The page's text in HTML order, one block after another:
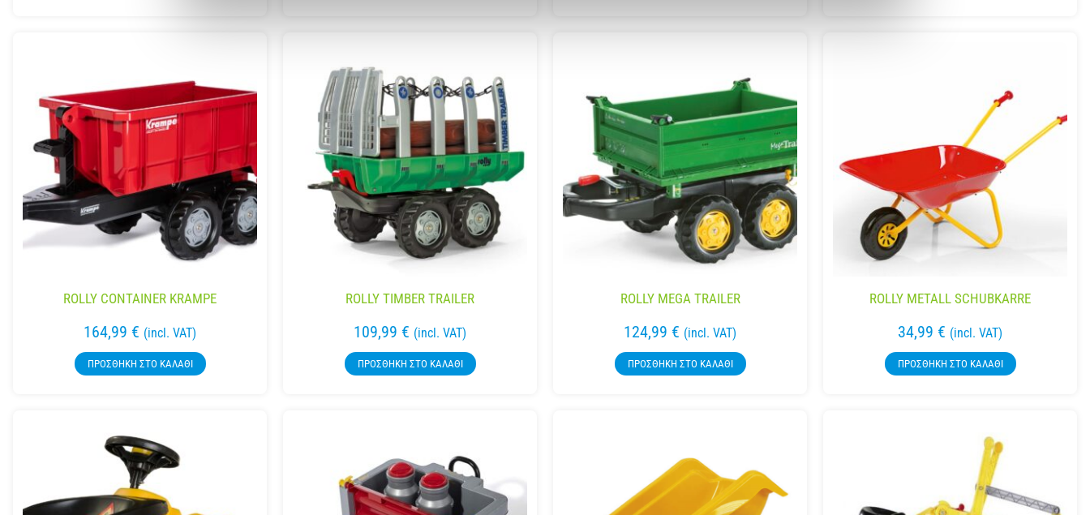
ROLLY CONTAINER KRAMPE
164,99 € (incl. VAT)
ΠΡΟΣΘΉΚΗ ΣΤΟ ΚΑΛΆΘΙ
ROLLY TIMBER TRAILER
109,99 € (incl. VAT)
ΠΡΟΣΘΉΚΗ ΣΤΟ ΚΑΛΆΘΙ
ROLLY MEGA TRAILER
124,99 € (incl. VAT)
ΠΡΟΣΘΉΚΗ ΣΤΟ ΚΑΛΆΘΙ
ROLLY METALL SCHUBKARRE
34,99 € (incl. VAT)
ΠΡΟΣΘΉΚΗ ΣΤΟ ΚΑΛΆΘΙ